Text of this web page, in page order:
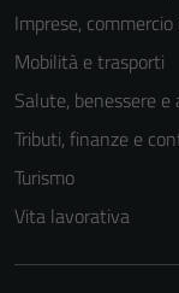
Imprese, commercio
Mobilità e trasporti
Salute, benessere e
Tributi, finanze e
Turismo
Vita lavorativa